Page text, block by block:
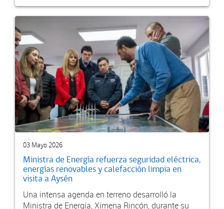
03 Mayo 2026
Ministra de Energía refuerza seguridad eléctrica,
energías renovables y calefacción limpia en
visita a Aysén
Una intensa agenda en terreno desarrolló la
Ministra de Energía, Ximena Rincón, durante su